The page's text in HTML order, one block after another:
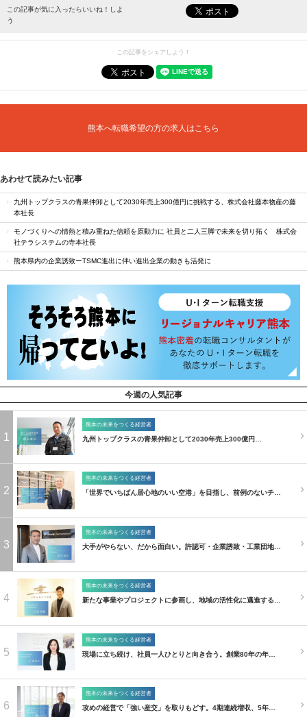
最新情報をお届けします。
この記事が気に入ったらいいね！しよ
う
この記事をシェアしよう！
熊本へ転職希望の方の求人はこちら
あわせて読みたい記事
九州トップクラスの青果仲卸として2030年売上300億円に挑戦する、株式会社藤本物産の藤
本社長
モノづくりへの情熱と積み重ねた信頼を原動力に 社員と二人三脚で未来を切り拓く 株式会
社テラシステムの寺本社長
熊本県内の企業誘致ーTSMC進出に伴い進出企業の動きも活発に
今週の人気記事
1
熊本の未来をつくる経営者
九州トップクラスの青果仲卸として2030年売上300億円…
2
熊本の未来をつくる経営者
「世界でいちばん居心地のいい空港」を目指し、前例のないチ…
3
熊本の未来をつくる経営者
大手がやらない、だから面白い。許認可・企業誘致・工業団地…
4
熊本の未来をつくる経営者
新たな事業やプロジェクトに参画し、地域の活性化に邁進する…
5
熊本の未来をつくる経営者
現場に立ち続け、社員一人ひとりと向き合う。創業80年の年…
6
熊本の未来をつくる経営者
攻めの経営で「強い産交」を取りもどす。4期連続増収、5年…